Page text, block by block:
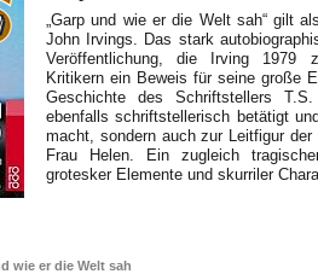
„Garp und wie er die Welt sah“ gilt
John Irvings. Das stark
Veröffentlichung, die Irving 1979
Kritikern ein Beweis für seine große
Geschichte des Schriftstellers
ebenfalls schriftstellerisch betätigt
macht, sondern auch zur Leitfigur der
Frau Helen. Ein zugleich
grotesker Elemente und skurriler
wie er die Welt sah